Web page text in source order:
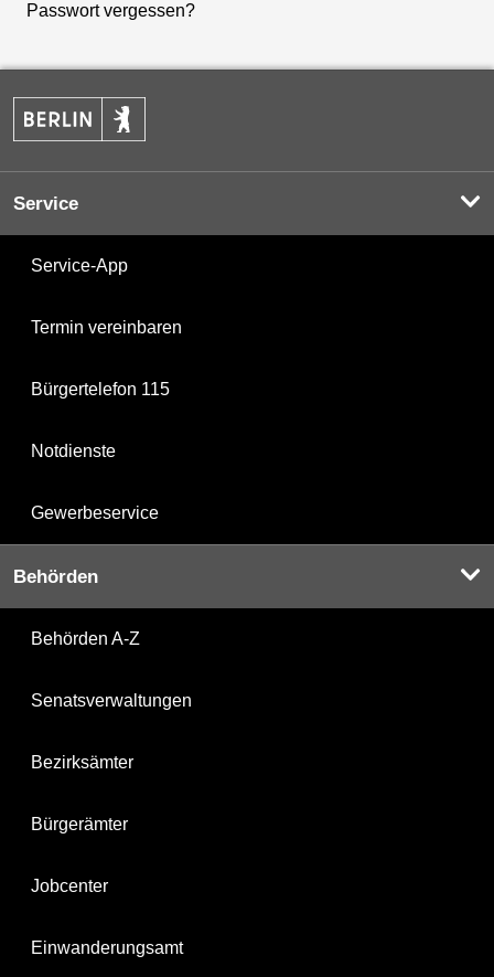
Passwort vergessen?
Service
Service-App
Termin vereinbaren
Bürgertelefon 115
Notdienste
Gewerbeservice
Behörden
Behörden A-Z
Senatsverwaltungen
Bezirksämter
Bürgerämter
Jobcenter
Einwanderungsamt